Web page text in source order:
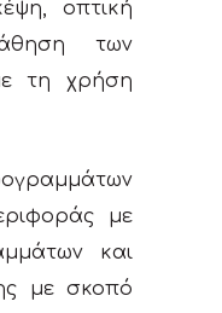
οπτική
των
τη χρήση
με
και
με σκοπό